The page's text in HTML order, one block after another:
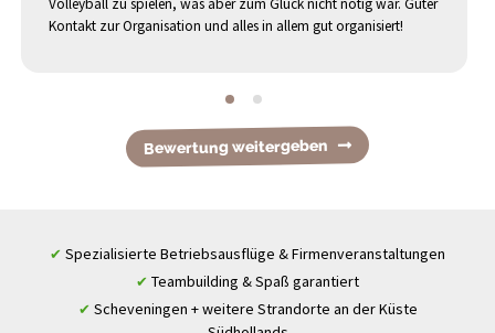
Volleyball zu spielen, was aber zum Glück nicht nötig war. Guter
Kontakt zur Organisation und alles in allem gut organisiert!
Bewertung weitergeben
✔ Spezialisierte Betriebsausflüge & Firmenveranstaltungen
✔ Teambuilding & Spaß garantiert
✔ Scheveningen + weitere Strandorte an der Küste